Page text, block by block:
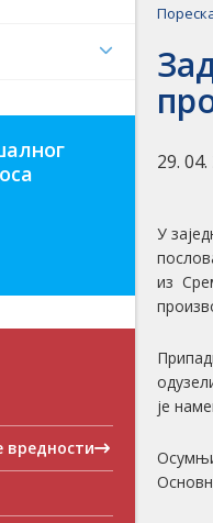
вредности
29.
У
из
је